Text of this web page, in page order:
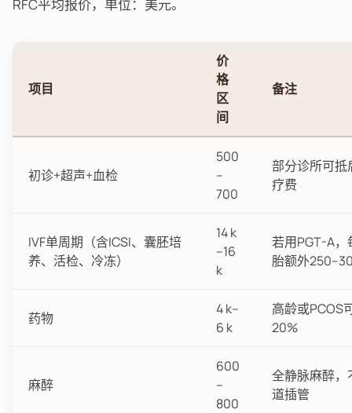
RFC平均报价，单位：美元。
项目
价
格
区
间
备注
初诊+超声+血检
500
–
700
部分诊所可抵
疗费
IVF单周期（含ICSI、囊胚培
养、活检、冷冻）
14 k
–16
k
若用PGT-A，
胎额外
药物
4 k–
6 k
高龄或PCOS
20%
麻醉
600
–
800
全静脉麻醉，
道插管